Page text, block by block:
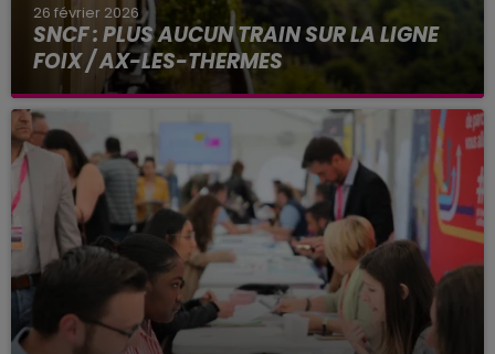
26 février 2026
SNCF : PLUS AUCUN TRAIN SUR LA LIGNE
FOIX / AX-LES-THERMES
Fermé à la circulation depuis le 18 février, le
tronçon reliant Foix à Ax-les-Thermes (Ariège)
ne rouvrira pas avant plusieurs mois, selon SNCF
Réseau...